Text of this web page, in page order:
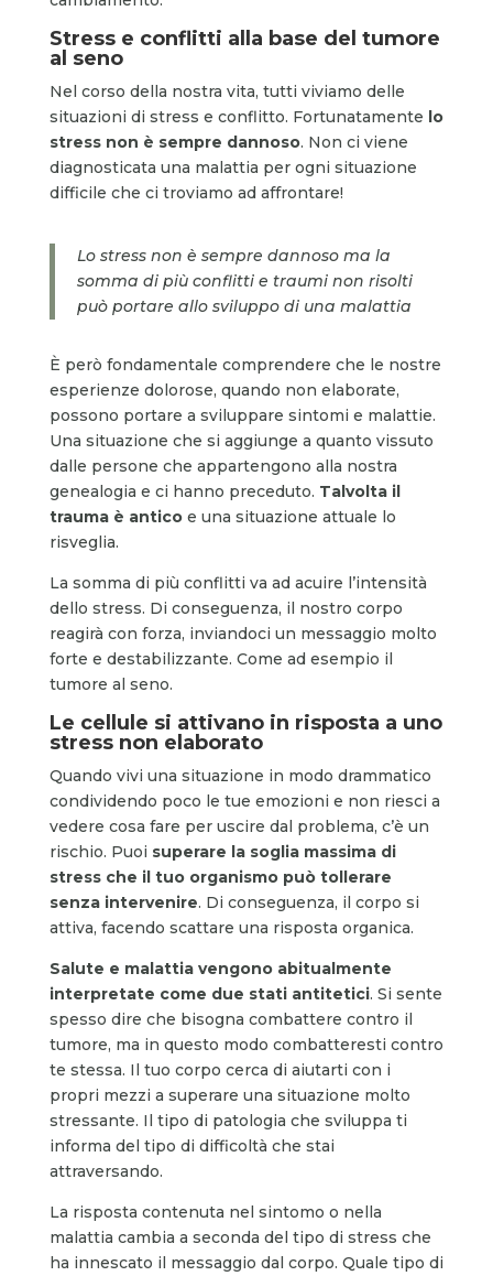
Stress e conflitti alla base del tumore
al seno
Nel corso della nostra vita, tutti viviamo delle
situazioni di stress e conflitto. Fortunatamente lo
stress non è sempre dannoso. Non ci viene
diagnosticata una malattia per ogni situazione
difficile che ci troviamo ad affrontare!
Lo stress non è sempre dannoso ma la
somma di più conflitti e traumi non risolti
può portare allo sviluppo di una malattia
È però fondamentale comprendere che le nostre
esperienze dolorose, quando non elaborate,
possono portare a sviluppare sintomi e malattie.
Una situazione che si aggiunge a quanto vissuto
dalle persone che appartengono alla nostra
genealogia e ci hanno preceduto. Talvolta il
trauma è antico e una situazione attuale lo
risveglia.
La somma di più conflitti va ad acuire l’intensità
dello stress. Di conseguenza, il nostro corpo
reagirà con forza, inviandoci un messaggio molto
forte e destabilizzante. Come ad esempio il
tumore al seno.
Le cellule si attivano in risposta a uno
stress non elaborato
Quando vivi una situazione in modo drammatico
condividendo poco le tue emozioni e non riesci a
vedere cosa fare per uscire dal problema, c’è un
rischio. Puoi superare la soglia massima di
stress che il tuo organismo può tollerare
senza intervenire. Di conseguenza, il corpo si
attiva, facendo scattare una risposta organica.
Salute e malattia vengono abitualmente
interpretate come due stati antitetici. Si sente
spesso dire che bisogna combattere contro il
tumore, ma in questo modo combatteresti contro
te stessa. Il tuo corpo cerca di aiutarti con i
propri mezzi a superare una situazione molto
stressante. Il tipo di patologia che sviluppa ti
informa del tipo di difficoltà che stai
attraversando.
La risposta contenuta nel sintomo o nella
malattia cambia a seconda del tipo di stress che
ha innescato il messaggio dal corpo. Quale tipo di